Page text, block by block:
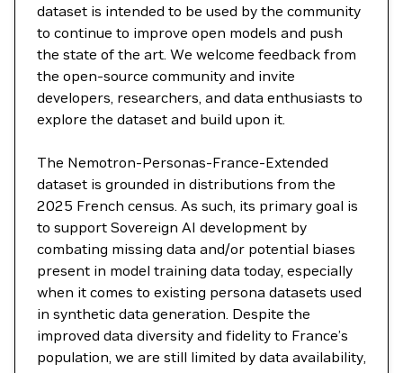
dataset is intended to be used by the community
to continue to improve open models and push
the state of the art. We welcome feedback from
the open-source community and invite
developers, researchers, and data enthusiasts to
explore the dataset and build upon it.
The Nemotron-Personas-France-Extended
dataset is grounded in distributions from the
2025 French census. As such, its primary goal is
to support Sovereign AI development by
combating missing data and/or potential biases
present in model training data today, especially
when it comes to existing persona datasets used
in synthetic data generation. Despite the
improved data diversity and fidelity to France’s
population, we are still limited by data availability,